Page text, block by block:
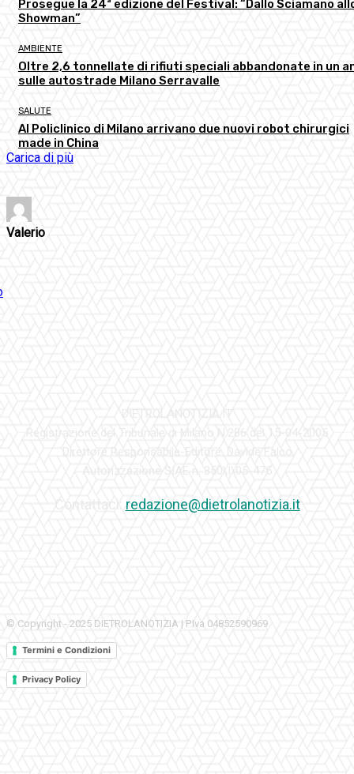
Prosegue la 24ª edizione del Festival: “Dallo Sciamano
Showman”
AMBIENTE
Oltre 2,6 tonnellate di rifiuti speciali abbandonate in un
sulle autostrade Milano Serravalle
SALUTE
Al Policlinico di Milano arrivano due nuovi robot chirurgici
made in China
Carica di più
Valerio
redazione@dietrolanotizia.it
© Copyright - 2025 DIETROLANOTIZIA | P.Iva 04852590969
Termini e Condizioni
Privacy Policy